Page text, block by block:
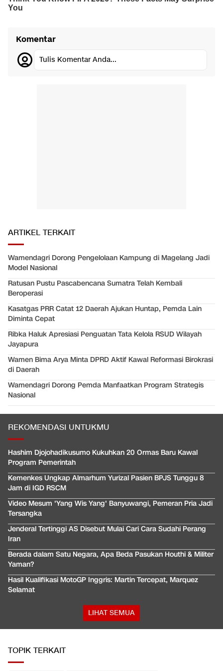
Komentar
Tulis Komentar Anda...
ARTIKEL TERKAIT
Wamendagri Dorong Pengelolaan Kampung di Magelang Jadi
Model Nasional
Ratusan Pustu Pascabencana Sumatra Telah Kembali
Beroperasi
Kasatgas PRR Catat 12 Daerah Ajukan Huntap, Pemda Lain
Diminta Cepat
Ribka Haluk Apresiasi Penguatan Tata Kelola RSUD Wilayah
Jayapura
Wamen Bima Arya Minta DPRD Aktif Kawal Reformasi Birokrasi
di Daerah
Wamendagri Dorong Pemda Manfaatkan Program Strategis
Nasional
REKOMENDASI UNTUKMU
Hashim Djojohadikusumo Kukuhkan 20 Ormas Baru Kawal
Program Pemerintah
Kemenkes Ungkap Almarhum Yurizal Pasien BPJS Tunggu 8
Jam di IGD RSCM
Video Mesum 'Yang Wis Yang' Banyuwangi, Pemeran Pria Jadi
Tersangka
Jenderal Tertinggi AS Disebut Mulai Cari Cara Sudahi Perang
Iran
Berada dalam Satu Negara, Apa Beda Pasukan Houthi & Militer
Yaman?
Hasil Kualifikasi MotoGP Inggris: Martin Tercepat, Marquez
Selamat
LIHAT SEMUA
TOPIK TERKAIT